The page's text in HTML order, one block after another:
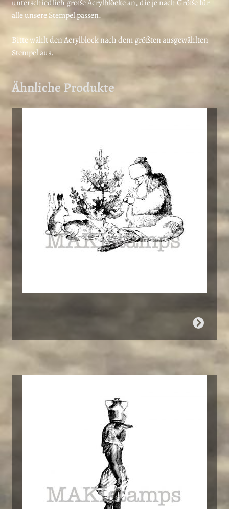
unterschiedlich große Acrylblöcke an, die je nach Größe für
alle unsere Stempel passen.
Bitte wählt den Acrylblock nach dem größten ausgewählten
Stempel aus.
Ähnliche Produkte